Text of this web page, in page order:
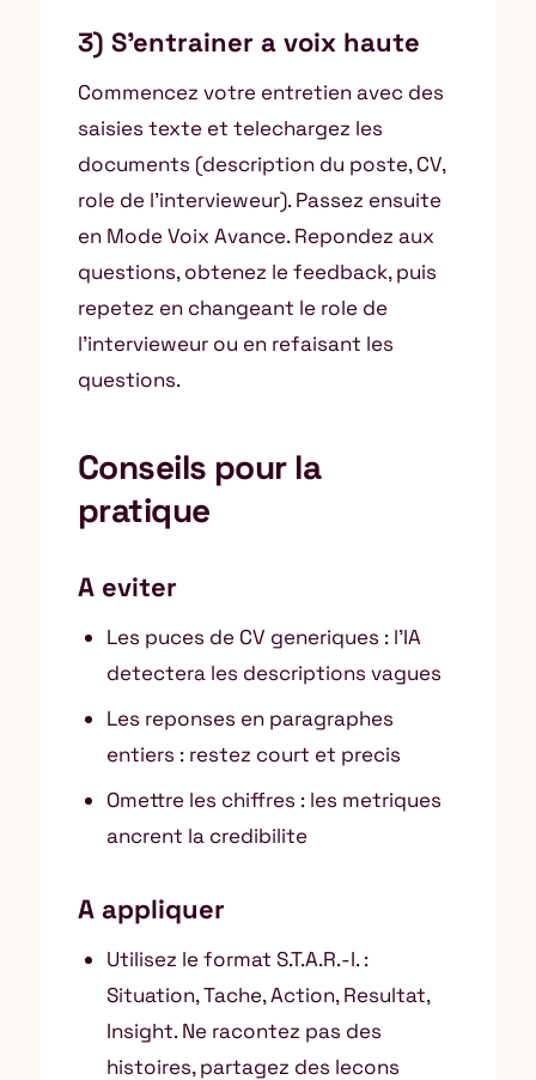
3) S’entrainer a voix haute
Commencez votre entretien avec des
saisies texte et telechargez les
documents (description du poste, CV,
role de l’intervieweur). Passez ensuite
en Mode Voix Avance. Repondez aux
questions, obtenez le feedback, puis
repetez en changeant le role de
l’intervieweur ou en refaisant les
questions.
Conseils pour la
pratique
A eviter
Les puces de CV generiques : l’IA
detectera les descriptions vagues
Les reponses en paragraphes
entiers : restez court et precis
Omettre les chiffres : les metriques
ancrent la credibilite
A appliquer
Utilisez le format S.T.A.R.-I. :
Situation, Tache, Action, Resultat,
Insight. Ne racontez pas des
histoires, partagez des lecons